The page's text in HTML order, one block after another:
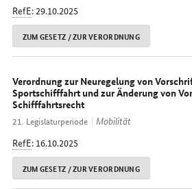
RefE: 29.10.2025
ZUM GESETZ / ZUR VERORDNUNG
Verordnung zur Neuregelung von
Sportschifffahrt und zur Änderung von
Schifffahrtsrecht
21. Legislaturperiode
Mobilität
RefE: 16.10.2025
ZUM GESETZ / ZUR VERORDNUNG